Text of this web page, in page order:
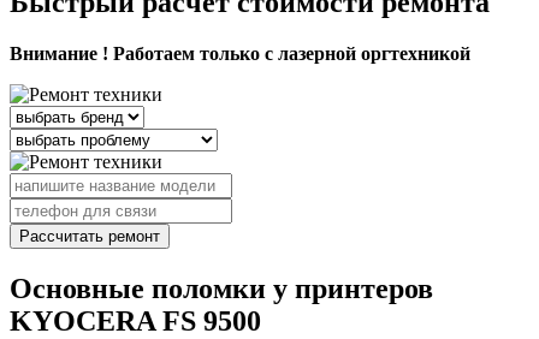
Внимание ! Работаем только с лазерной оргтехникой
Рассчитать ремонт
Основные поломки у принтеров
KYOCERA FS 9500